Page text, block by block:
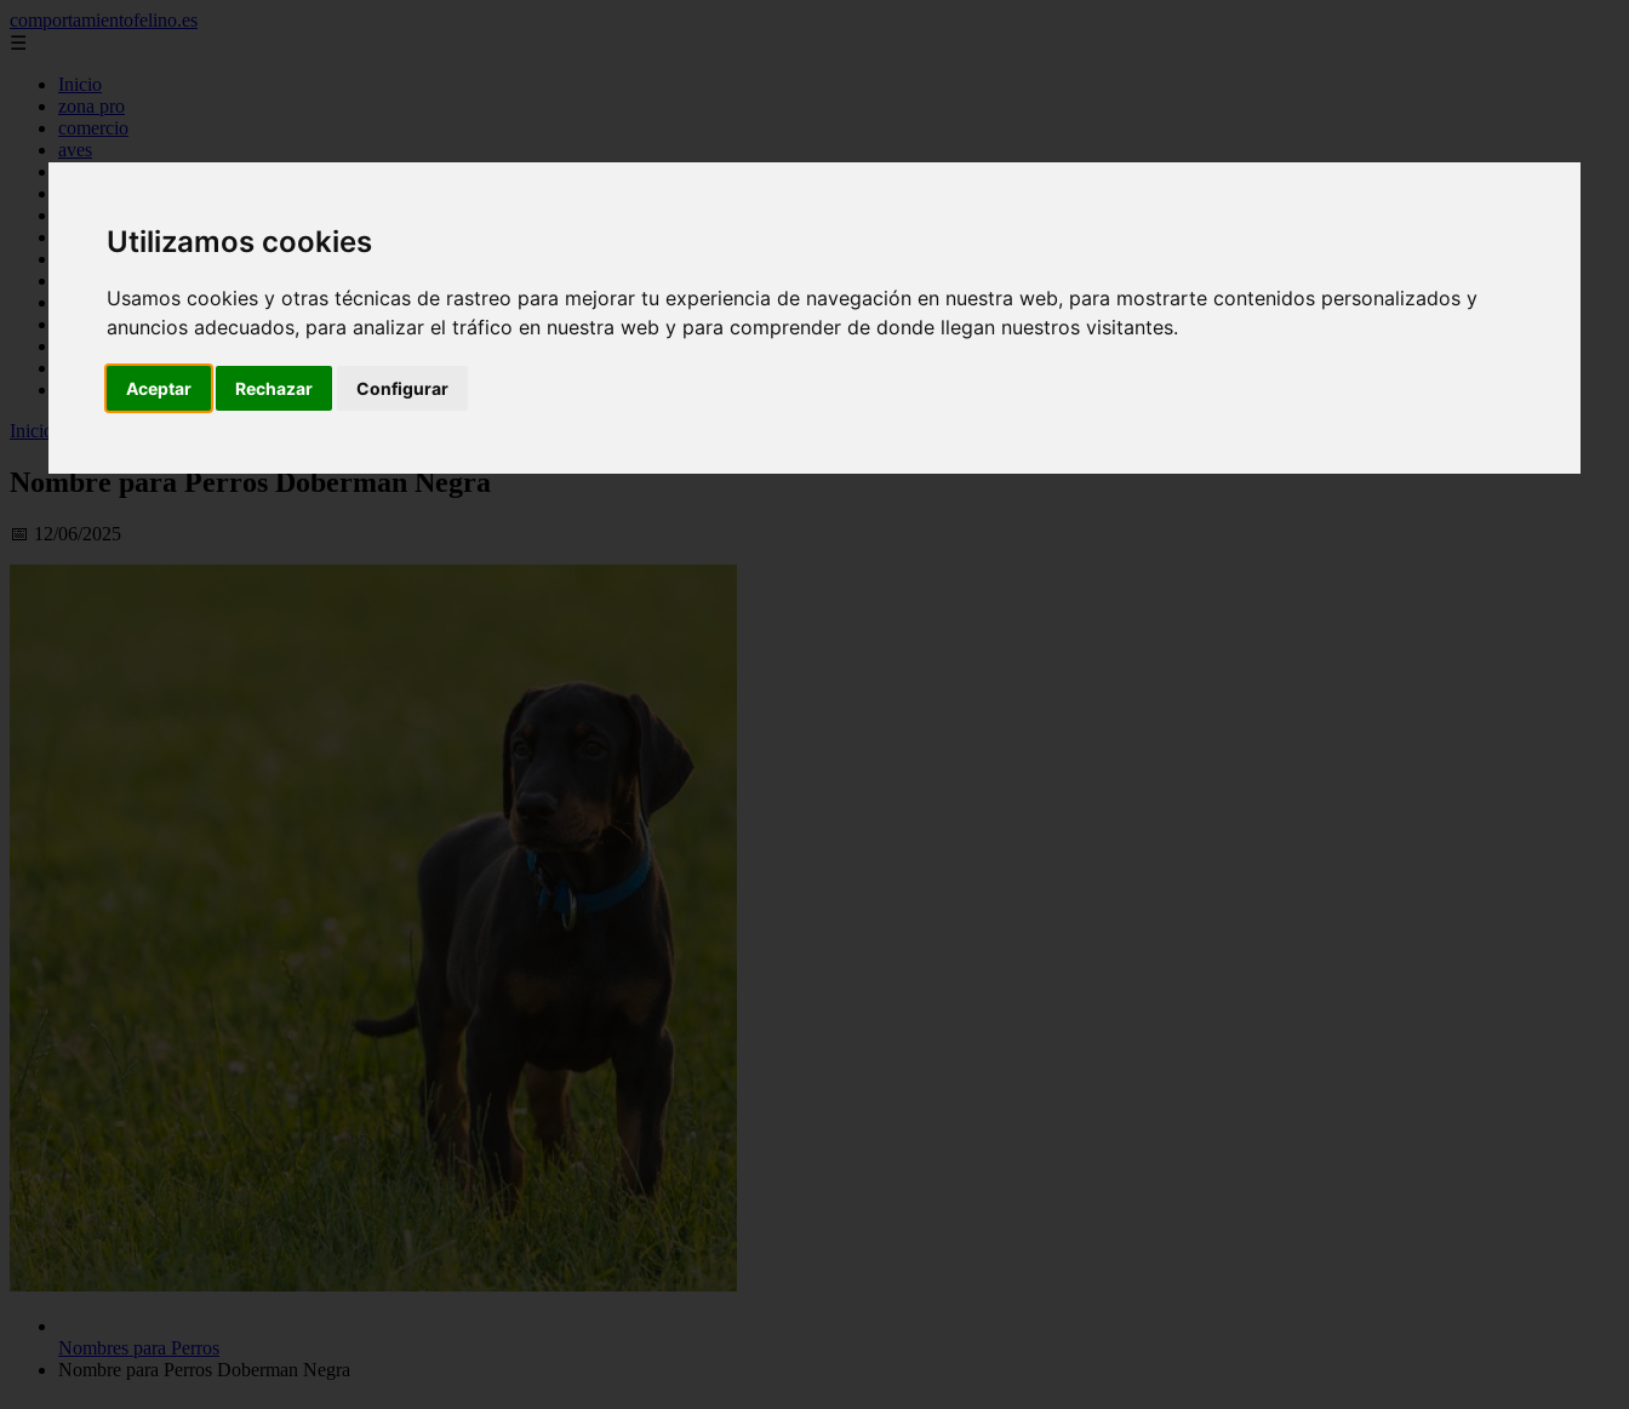
Utilizamos cookies
Usamos cookies y otras técnicas de rastreo para mejorar tu experiencia de navegación en nuestra web, para mostrarte contenidos personalizados y
anuncios adecuados, para analizar el tráfico en nuestra web y para comprender de donde llegan nuestros visitantes.
Aceptar Rechazar Configurar
comportamientofelino.es
☰
Inicio
zona pro
comercio
aves
acuariofilia
articulos
nombres para gatos
novedades
uncategorized
Inicio
Nombre para Perros Doberman Negra
📅 12/06/2025
Nombres para Perros
Nombre para Perros Doberman Negra